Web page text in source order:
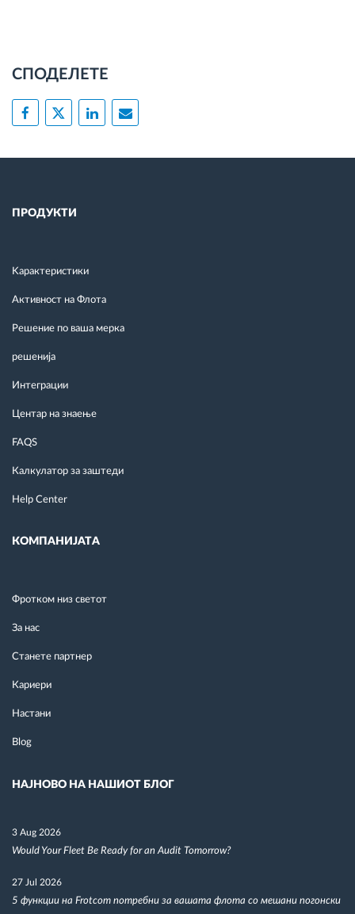
СПОДЕЛЕТЕ
ПРОДУКТИ
Kарактеристики
Активност на Флота
Решение по ваша мерка
решенија
Интеграции
Центар на знаење
FAQS
Калкулатор за заштеди
Help Center
КОМПАНИЈАТА
Фротком низ светот
За нас
Станете партнер
Кариери
Настани
Blog
НАЈНОВО НА НАШИОТ БЛОГ
3 Aug 2026
Would Your Fleet Be Ready for an Audit Tomorrow?
27 Jul 2026
5 функции на Frotcom потребни за вашата флота со мешани погонски